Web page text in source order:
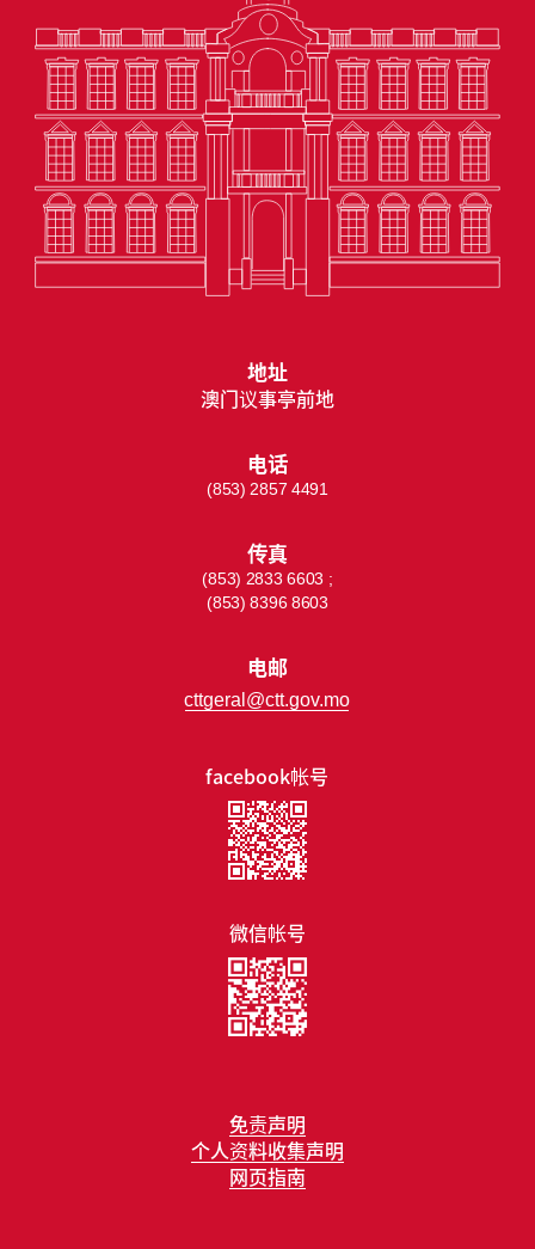
免责声明
个人资料收集声明
网页指南
facebook帐号
微信帐号
地址
澳门议事亭前地
电话
(853) 2857 4491
传真
(853) 2833 6603 ;
(853) 8396 8603
电邮
cttgeral@ctt.gov.mo